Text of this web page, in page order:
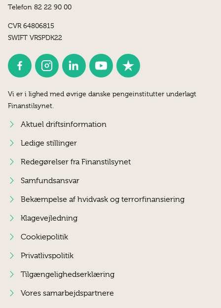
Telefon 82 22 90 00
CVR 64806815
SWIFT VRSPDK22
Vi er i lighed med øvrige danske pengeinstitutter underlagt
Finanstilsynet.
Aktuel driftsinformation
Ledige stillinger
Redegørelser fra Finanstilsynet
Samfundsansvar
Bekæmpelse af hvidvask og terrorfinansiering
Klagevejledning
Cookiepolitik
Privatlivspolitik
Tilgængelighedserklæring
Vores samarbejdspartnere